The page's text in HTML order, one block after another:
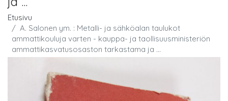
Etusivu
A. Salonen ym. : Metalli- ja sähköalan taulukot
ammattikouluja varten - kauppa- ja taollisuusministeriön
ammattikasvatusosaston tarkastama ja ...